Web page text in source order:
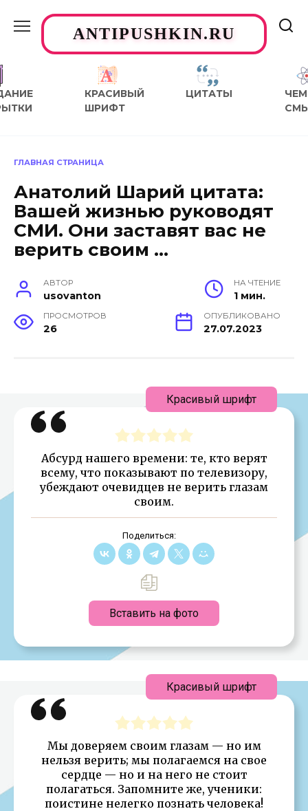
содержаниюANTIPUSHKIN.RU
КРАСИВЫЙ
ШРИФТ
ЦИТАТЫ
ЧЕМ
ГЛАВНАЯ СТРАНИЦА
Анатолий Шарий цитата:
Вашей жизнью руководят
СМИ. Они заставят вас не
верить своим …
АВТОР
usovanton
НА ЧТЕНИЕ
1 мин.
ПРОСМОТРОВ
26
ОПУБЛИКОВАНО
27.07.2023
Абсурд нашего времени: те, кто верят
всему, что показывают по телевизору,
убеждают очевидцев не верить глазам
своим.
Поделиться:
Вставить на фото
Красивый шрифт
Мы доверяем своим глазам — но им
нельзя верить; мы полагаемся на свое
сердце — но и на него не стоит
полагаться. Запомните же, ученики:
поистине нелегко познать человека!
Красивый шрифт